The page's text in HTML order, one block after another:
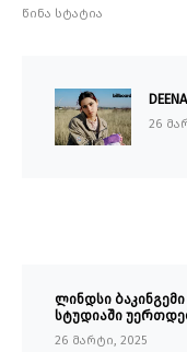
წინა სტატია
26
ლინდსი
სტუდიაში
26 მარტი, 2025